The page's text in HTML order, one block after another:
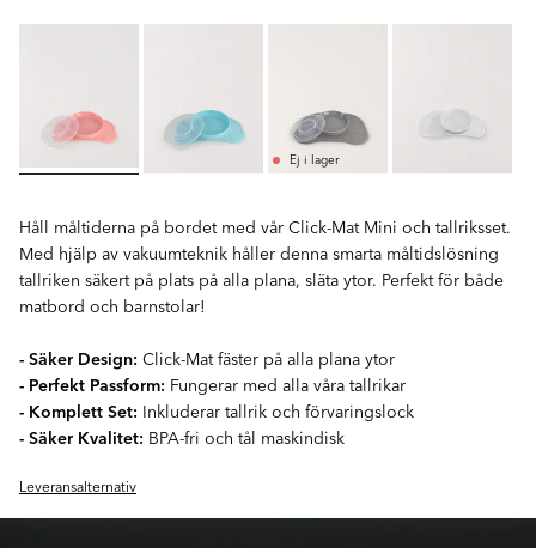
Ej i lager
Håll måltiderna på bordet med vår Click-Mat Mini och tallriksset.
Med hjälp av vakuumteknik håller denna smarta måltidslösning
tallriken säkert på plats på alla plana, släta ytor. Perfekt för både
matbord och barnstolar!
- Säker Design: Click-Mat fäster på alla plana ytor
- Perfekt Passform: Fungerar med alla våra tallrikar
- Komplett Set: Inkluderar tallrik och förvaringslock
- Säker Kvalitet: BPA-fri och tål maskindisk
Leveransalternativ